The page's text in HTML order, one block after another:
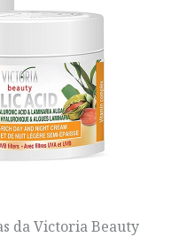
da Victoria Beauty